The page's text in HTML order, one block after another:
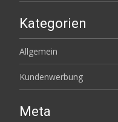
Kategorien
Allgemein
Kundenwerbung
Meta